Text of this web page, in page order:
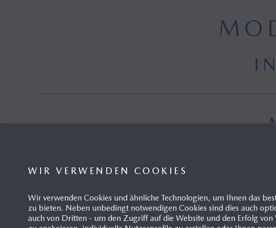
Ergebnisse anzeigen 1-1 von 1 Pro Seite anzeigen: 4 16 60 100
WIR VERWENDEN COOKIES
Wir verwenden Cookies und ähnliche Technologien, um Ihnen das
zu bieten. Neben unbedingt notwendigen Cookies sind dies auch
auch von Dritten - um den Zugriff auf die Website und den Erfolg